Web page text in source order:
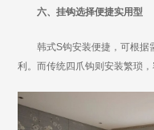
六、挂钩选择便捷实用型
韩式S钩安装便捷，可根据
利。而传统四爪钩则安装繁琐